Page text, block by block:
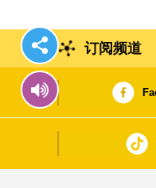
订阅频道